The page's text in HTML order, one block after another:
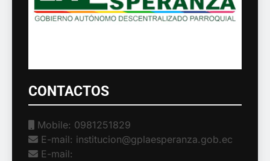
CONTACTOS
Mobile: 0981251829
E-mail: institucion@gplaesperanza.gob.ec
E-mail: